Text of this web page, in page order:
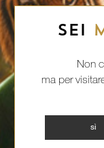
SEI
Non
ma per
SÌ